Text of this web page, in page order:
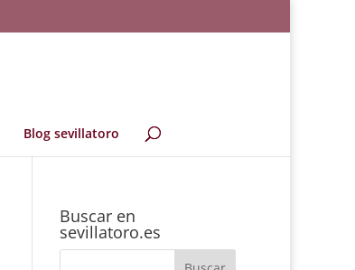
Blog sevillatoro
Buscar en
sevillatoro.es